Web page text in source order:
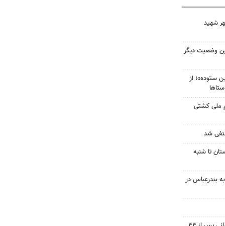
شهید
وضعیت دیگر
ستوده»؛ از
ملی کشتی
شد
تا شنبه
بندرعباس در